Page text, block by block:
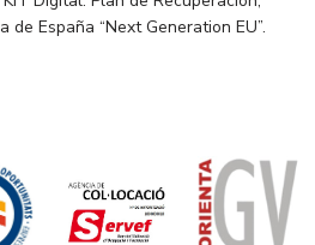
de España “Next Generation EU”.